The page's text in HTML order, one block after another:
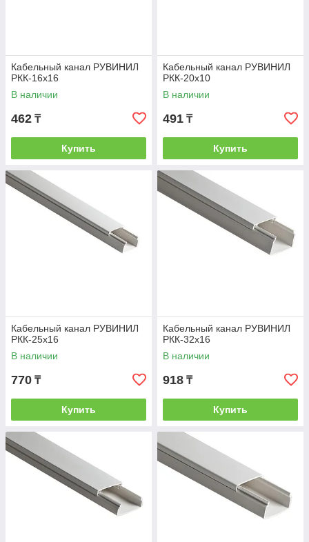
Кабельный канал РУВИНИЛ
РКК-16х16
В наличии
462 ₸
Купить
Кабельный канал РУВИНИЛ
РКК-20х10
В наличии
491 ₸
Купить
Кабельный канал РУВИНИЛ
РКК-25х16
В наличии
770 ₸
Купить
Кабельный канал РУВИНИЛ
РКК-32х16
В наличии
918 ₸
Купить